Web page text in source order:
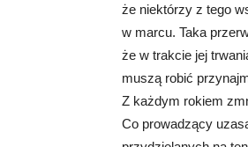
że niektórzy z tego
w marcu. Taka
że w trakcie jej
muszą robić
Z każdym rokiem
Co prowadzący